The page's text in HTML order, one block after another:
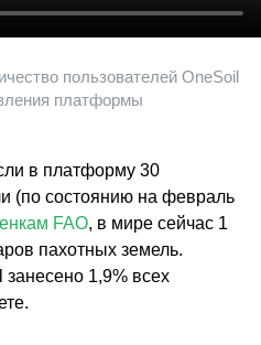
пользователей OneSoil
платформы
в платформу 30
(по состоянию на февраль
FAO, в мире сейчас 1
пахотных земель.
занесено 1,9% всех